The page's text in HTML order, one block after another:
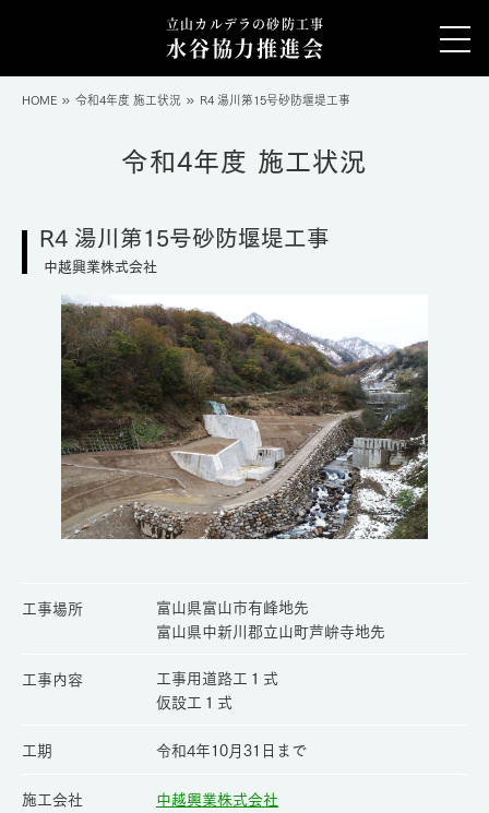
立山カルデラの砂防工事
水谷協力推進会
HOME 令和4年度 施工状況 R4 湯川第15号砂防堰堤工事
令和4年度 施工状況
R4 湯川第15号砂防堰堤工事
中越興業株式会社
工事場所
富山県富山市有峰地先
富山県中新川郡立山町芦峅寺地先
工事内容
工事用道路工１式
仮設工１式
工期
令和4年10月31日まで
施工会社 中越興業株式会社